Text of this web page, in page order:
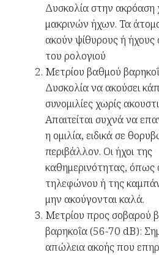
Δυσκολία στην
μακρινών ήχων. Τα
ακούν ψίθυρους ή
του ρολογιού
Μετρίου βαθμού
Δυσκολία να ακούσει
συνομιλίες χωρίς
Απαιτείται συχνά να
η ομιλία, ειδικά σε
περιβάλλον. Οι ήχοι της
καθημερινότητας, όπως
τηλεφώνου ή της
μην ακούγονται καλά.
Μετρίου προς σοβαρού
βαρηκοΐα (56-70 dB):
απώλεια ακοής που